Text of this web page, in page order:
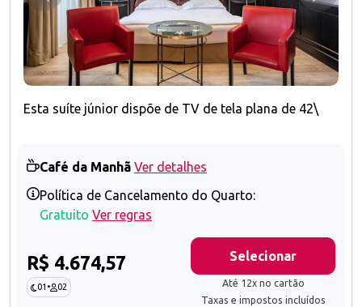
Esta suíte júnior dispõe de TV de tela plana de 42\
Café da Manhã Ver detalhes
Política de Cancelamento do Quarto:
Gratuito Ver regras
R$ 4.674,57
01 • 02
Selecionar
Até 12x no cartão
Taxas e impostos incluídos